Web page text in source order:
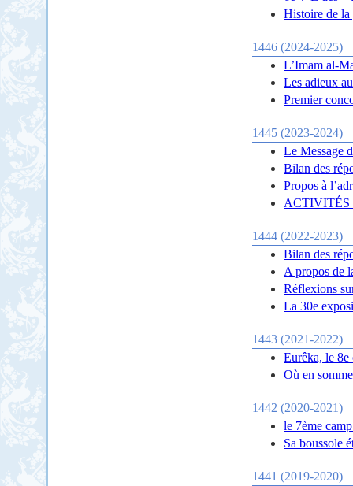
Histoire de
1446 (2024-2025)
L’Imam al-
Les adieux
Premier
1445 (2023-2024)
Le Message
Bilan des
Propos à
ACTIVITÉS
1444 (2022-2023)
Bilan des
A propos de
Réflexions
La 30e
1443 (2021-2022)
Eurêka, le
Où en
1442 (2020-2021)
le 7ème
Sa boussole
1441 (2019-2020)